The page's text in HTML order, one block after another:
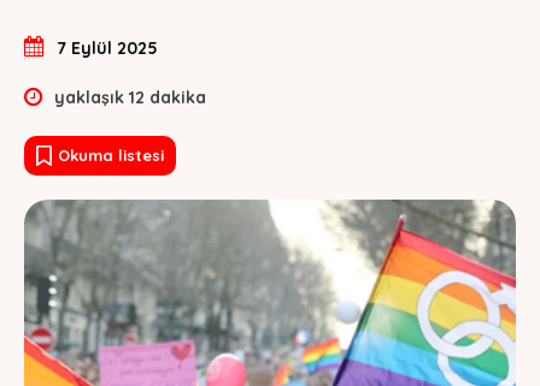
7 Eylül 2025
yaklaşık 12 dakika
Okuma listesi